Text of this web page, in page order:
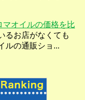
マオイルの価格を比
るお店がなくても
ルの通販ショ...